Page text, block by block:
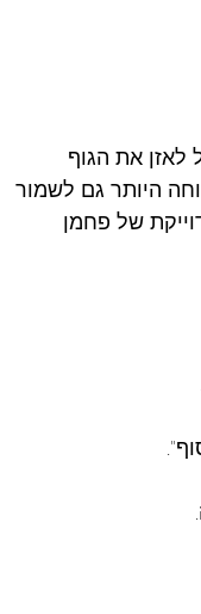
לאזן את הגוף
היותר גם לשמור
של פחמן